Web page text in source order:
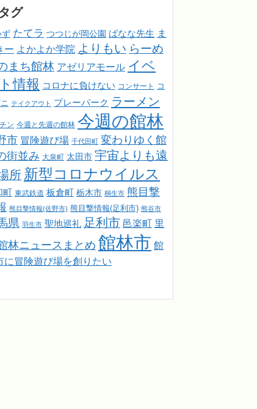
タグ
ず たてラ つつじが岡公園 ばなな先生 ま
ー よかよか学院 よりもい らーめ
まち館林 アゼリアモール イベ
情報 コロナに負けない コンサート
コ
テイクアウト プレーパーク ラーメン
ン 今週と先週の館林 今週の館林
市 冒険遊び場 千代田町
変わりゆく館
街並み 大泉町 太田市 宇宙よりも遠
所 新型コロナウイルス
町 東武鉄道 板倉町 栃木市 桐生市 熊目撃
熊目撃情報(佐野市) 熊目撃情報(足利市) 熊谷市
県 羽生市 聖地巡礼 足利市 邑楽町 里
林ニュースまとめ 館林市 館
に冒険遊び場を創りたい